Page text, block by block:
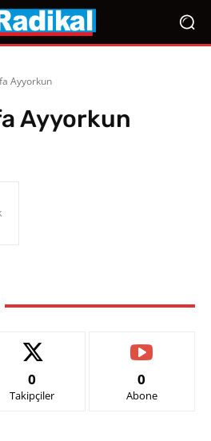
Ayyorkun
Ayyorkun
0
Takipçiler
0
Abone